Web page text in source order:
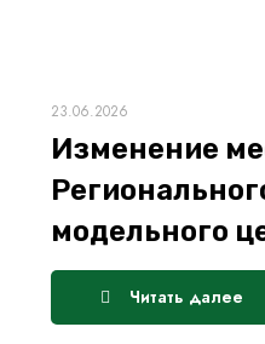
23.06.2026
Изменение
модельного
Читать далее